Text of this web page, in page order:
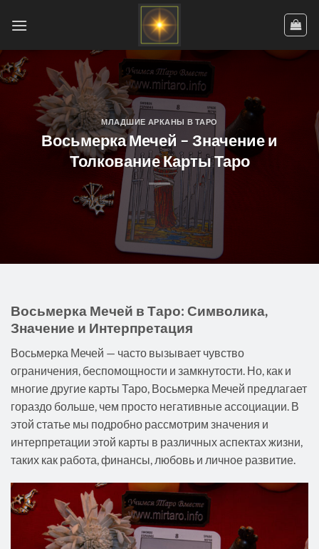
МЛАДШИЕ АРКАНЫ В ТАРО
Восьмерка Мечей – Значение и
Толкование Карты Таро
Восьмерка Мечей в Таро: Символика,
Значение и Интерпретация
Восьмерка Мечей — часто вызывает чувство
ограничения, беспомощности и замкнутости. Но, как и
многие другие карты Таро, Восьмерка Мечей предлагает
гораздо больше, чем просто негативные ассоциации. В
этой статье мы подробно рассмотрим значения и
интерпретации этой карты в различных аспектах жизни,
таких как работа, финансы, любовь и личное развитие.